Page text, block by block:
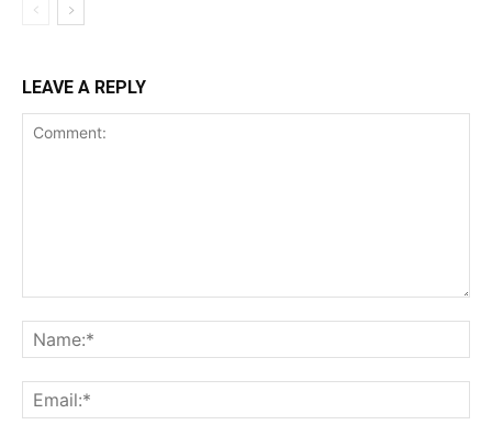
LEAVE A REPLY